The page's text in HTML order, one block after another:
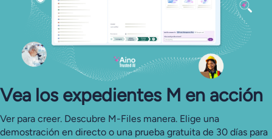
Vea los expedientes M en acción
Ver para creer. Descubre M-Files manera. Elige una
demostración en directo o una prueba gratuita de 30 días para